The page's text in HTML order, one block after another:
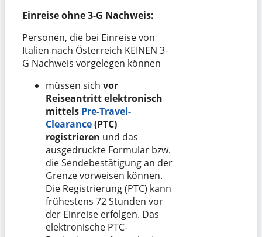
Einreise ohne 3-G Nachweis:
Personen, die bei Einreise von
Italien nach Österreich KEINEN 3-
G Nachweis vorgelegen können
müssen sich vor
Reiseantritt elektronisch
mittels Pre-Travel-
Clearance(PTC)
registrieren und das
ausgedruckte Formular bzw.
die Sendebestätigung an der
Grenze vorweisen können.
Die Registrierung (PTC) kann
frühestens 72 Stunden vor
der Einreise erfolgen. Das
elektronische PTC-